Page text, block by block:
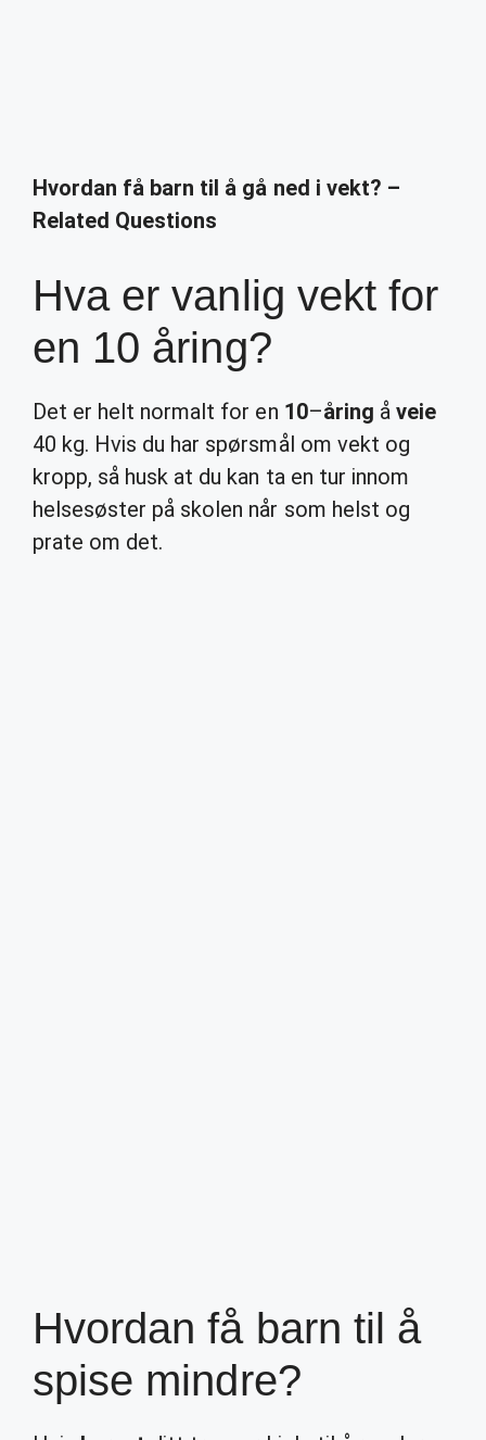
Hvordan få barn til å gå ned i vekt? –
Related Questions
Hva er vanlig vekt for
en 10 åring?
Det er helt normalt for en 10–åring å veie
40 kg. Hvis du har spørsmål om vekt og
kropp, så husk at du kan ta en tur innom
helsesøster på skolen når som helst og
prate om det.
Hvordan få barn til å
spise mindre?